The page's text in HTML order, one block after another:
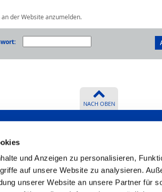
und Anzeigen zu personalisieren,
auf unsere Website zu analysieren.
unserer Website an unsere Partner für
der Website anzumelden.
NACH OBEN
Zertifikate